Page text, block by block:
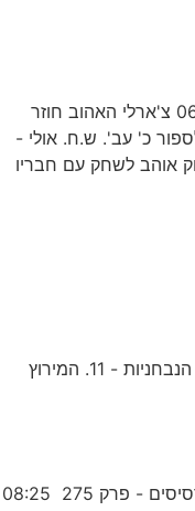
צ'ארלי והמספרים - פרק 7 06:00 - 06:06 צ'ארלי האהוב חוזר
כ' עב'. ש.ח. אולי -
המתוק אוהב לשחק עם חבריו
06:19 - משחקי האריות 07:00 - אחוזת הנבחניות - 11. המירוץ